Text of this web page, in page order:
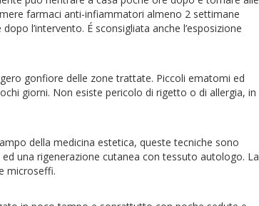
farmaci anti-infiammatori almeno 2 settimane
l’intervento. É sconsigliata anche l’esposizione
gonfiore delle zone trattate. Piccoli ematomi ed
giorni. Non esiste pericolo di rigetto o di allergia, in
della medicina estetica, queste tecniche sono
una rigenerazione cutanea con tessuto autologo. La
microseffi.